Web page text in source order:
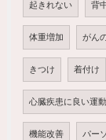
起きれない 背
体重増加 がん
きつけ 着付け
心臓疾患に良い運動
機能改善 パー